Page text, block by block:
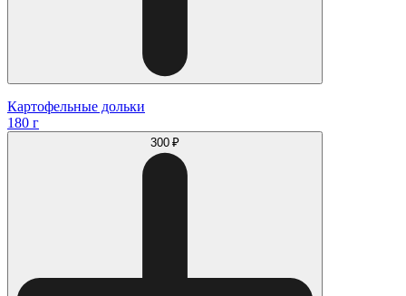
Картофельные дольки
180 г
300 ₽